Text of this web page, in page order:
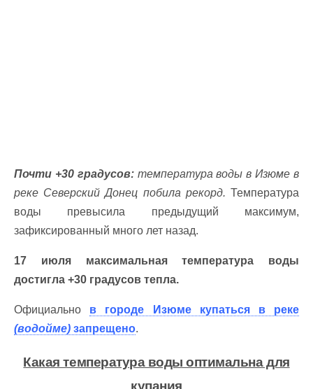
Почти +30 градусов:температура воды в Изюме в
реке Северский Донец побила рекорд. Температура
воды превысила предыдущий максимум,
зафиксированный много лет назад.
17 июля максимальная температура воды
достигла +30 градусов тепла.
Официально в городе Изюме купаться в реке
(водойме) запрещено.
Какая температура воды оптимальна для
купания